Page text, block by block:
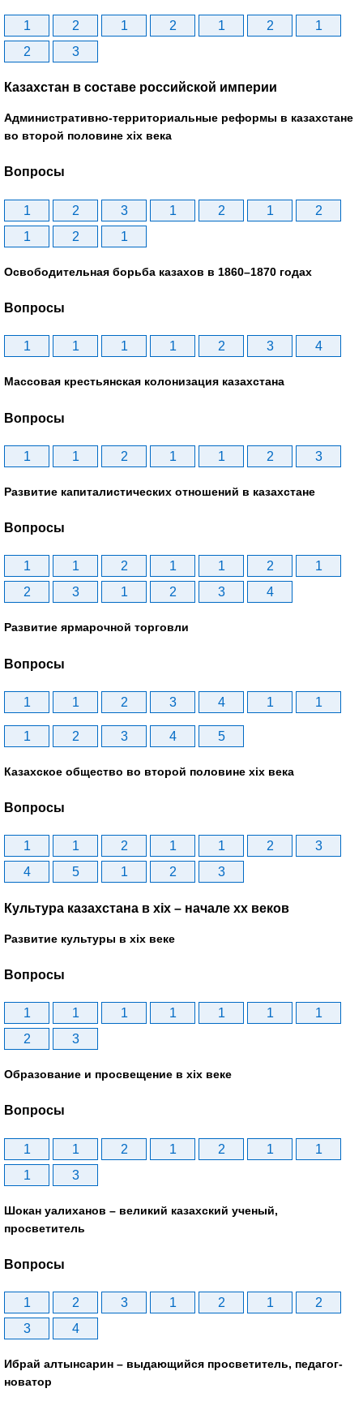
1 2 1 2 1 2
1
2
3
Казахстан в составе российской империи
Административно-территориальные реформы в казахстане
во второй половине xix века
Вопросы
1 2 3 1 2 1
2
1
2 1
Освободительная борьба казахов в 1860–1870 годах
Вопросы
1 1 1 1 2 3 4
Массовая крестьянская колонизация казахстана
Вопросы
1 1 2 1 1 2 3
Развитие капиталистических отношений в казахстане
Вопросы
1 1 2 1 1 2
1
2
3 1 2 3 4
Развитие ярмарочной торговли
Вопросы
1 1 2 3 4 1 1
1 2 3 4 5
Казахское общество во второй половине хіх века
Вопросы
1 1 2 1 1 2
3
4
5 1 2 3
Культура казахстана в xix – начале хх веков
Развитие культуры в xix веке
Вопросы
1 1 1 1 1 1
1
2
3
Образование и просвещение в xix веке
Вопросы
1 1 2 1 2 1
1
1
3
Шокан уалиханов – великий казахский ученый,
просветитель
Вопросы
1 2 3 1 2 1
2
3
4
Ибрай алтынсарин – выдающийся просветитель, педагог-
новатор